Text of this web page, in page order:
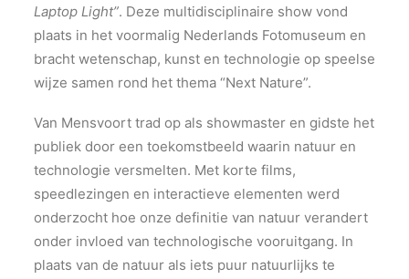
Laptop Light”. Deze multidisciplinaire show vond
plaats in het voormalig Nederlands Fotomuseum en
bracht wetenschap, kunst en technologie op speelse
wijze samen rond het thema “Next Nature”.
Van Mensvoort trad op als showmaster en gidste het
publiek door een toekomstbeeld waarin natuur en
technologie versmelten. Met korte films,
speedlezingen en interactieve elementen werd
onderzocht hoe onze definitie van natuur verandert
onder invloed van technologische vooruitgang. In
plaats van de natuur als iets puur natuurlijks te